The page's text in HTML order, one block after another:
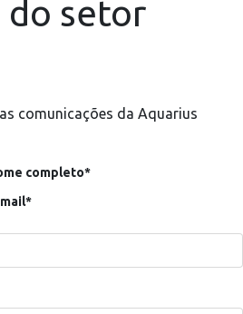
do setor
comunicações da Aquarius
completo*